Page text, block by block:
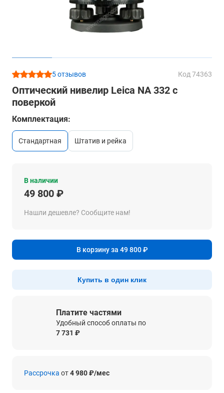
5 отзывов Код 74363
Оптический нивелир Leica NA 332 с
поверкой
Комплектация:
стандартная штатив и рейка
В наличии
49 800 ₽
Нашли дешевле? Сообщите нам!
В корзину за 49 800 ₽
Купить в один клик
Платите частями
Удобный способ оплаты по
7 731 ₽
Рассрочка от4 980 ₽/мес